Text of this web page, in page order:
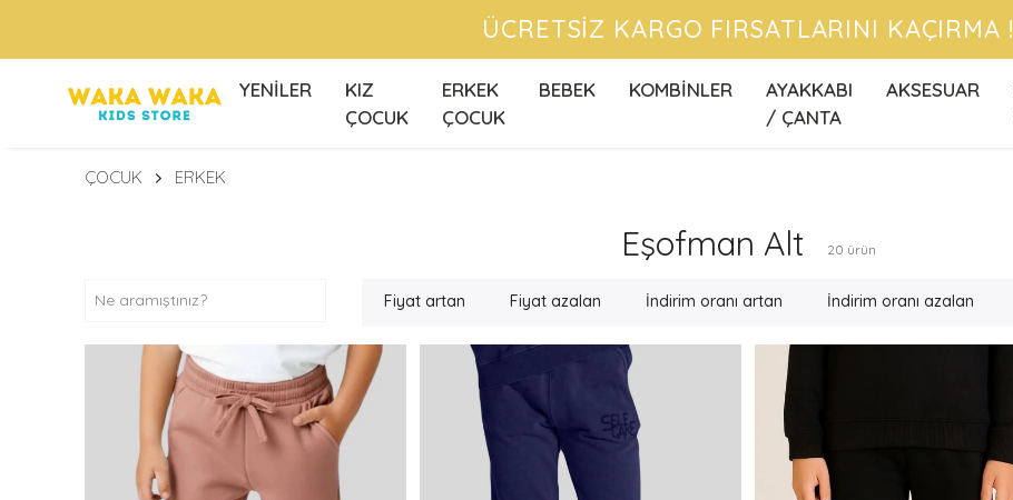
ÜCRETSİZ KARGO FIRSATLARINI KAÇIRMA !
YENİLER
KIZ
ÇOCUK
ERKEK
ÇOCUK
BEBEK KOMBİNLER
AYAKKABI
/ ÇANTA
AKSESUAR
ÇOCUK ERKEK
Eşofman Alt 20 ürün
Fiyat artan Fiyat azalan İndirim oranı artan İndirim oranı azalan